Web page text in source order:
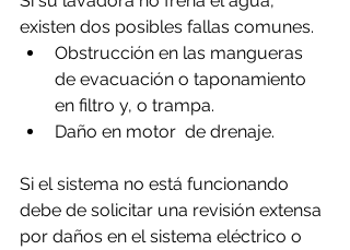
existen dos posibles fallas comunes.
Obstrucción en las mangueras
de evacuación o taponamiento
en filtro y, o trampa.
Daño en motor  de drenaje.
Si el sistema no está funcionando
debe de solicitar una revisión extensa
por daños en el sistema eléctrico o